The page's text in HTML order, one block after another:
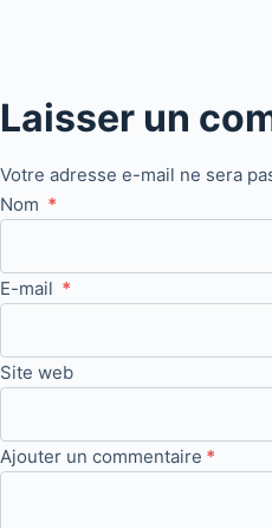
Laisser un
Votre adresse e-mail ne sera
Nom *
E-mail *
Site web
Ajouter un commentaire *